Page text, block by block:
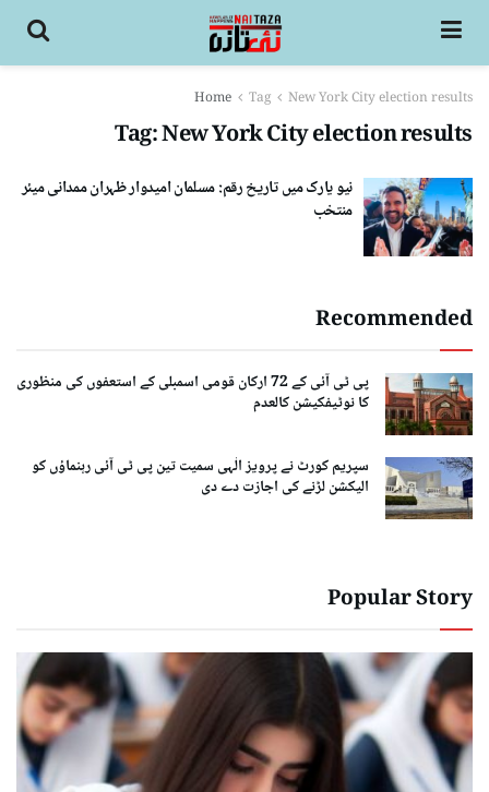
Home Tag New York City election results
Tag:New York City election results
نیو یارک میں تاریخ رقم: مسلمان امیدوار ظہران ممدانی میئر
منتخب
Recommended
پی ٹی آئی کے 72 ارکان قومی اسمبلی کے استعفوں کی منظوری
کا نوٹیفکیشن کالعدم
سپریم کورٹ نے پرویز الٰہی سمیت تین پی ٹی آئی رہنماؤں کو
الیکشن لڑنے کی اجازت دے دی
Popular Story